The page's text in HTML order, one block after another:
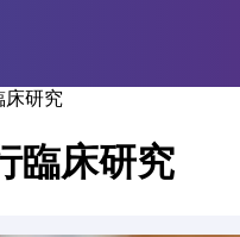
床研究
臨床研究